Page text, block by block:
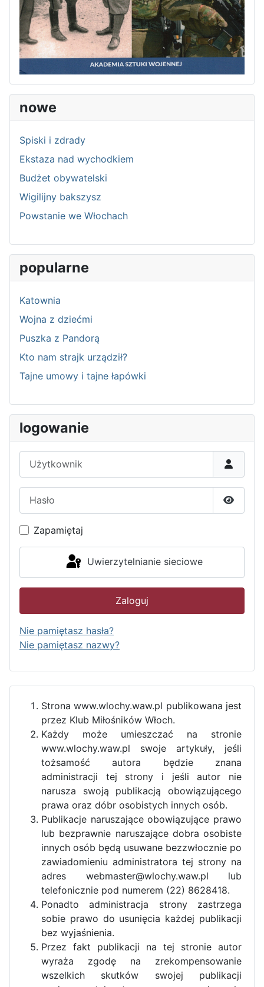
nowe
Spiski i zdrady
Ekstaza nad wychodkiem
Budżet obywatelski
Wigilijny bakszysz
Powstanie we Włochach
popularne
Katownia
Wojna z dziećmi
Puszka z Pandorą
Kto nam strajk urządził?
Tajne umowy i tajne łapówki
logowanie
Pokaż
Zapamiętaj
Uwierzytelnianie sieciowe
Zaloguj
Nie pamiętasz hasła?
Nie pamiętasz nazwy?
Strona www.wlochy.waw.pl publikowana jest
przez Klub Miłośników Włoch.
Każdy może umieszczać na stronie
www.wlochy.waw.pl swoje artykuły, jeśli
tożsamość autora będzie znana
administracji tej strony i jeśli autor nie
narusza swoją publikacją obowiązującego
prawa oraz dóbr osobistych innych osób.
Publikacje naruszające obowiązujące prawo
lub bezprawnie naruszające dobra osobiste
innych osób będą usuwane bezzwłocznie po
zawiadomieniu administratora tej strony na
adres webmaster@wlochy.waw.pl lub
telefonicznie pod numerem (22) 8628418.
Ponadto administracja strony zastrzega
sobie prawo do usunięcia każdej publikacji
bez wyjaśnienia.
Przez fakt publikacji na tej stronie autor
wyraża zgodę na zrekompensowanie
wszelkich skutków swojej publikacji